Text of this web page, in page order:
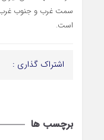
است.
اشتراک گذاری :
برچسب ها